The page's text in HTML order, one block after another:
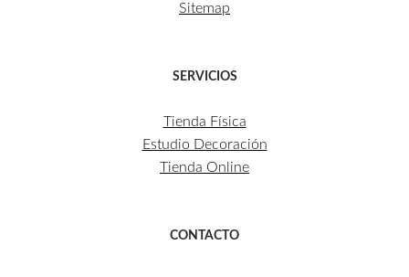
Sitemap
SERVICIOS
Tienda Física
Estudio Decoración
Tienda Online
CONTACTO